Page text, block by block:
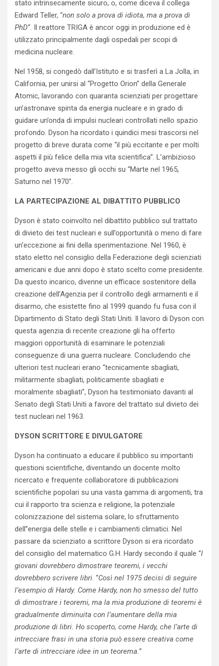
stato intrinsecamente sicuro, o, come diceva il collega
Edward Teller, “non solo a prova di idiota, ma a prova di
PhD“. Il reattore TRIGA è ancor oggi in produzione ed è
utilizzato principalmente dagli ospedali per scopi di
medicina nucleare.
Nel 1958, si congedò dall’Istituto e si trasferì a La Jolla, in
California, per unirsi al “Progetto Orion” della Generale
Atomic, lavorando con quaranta scienziati per progettare
un’astronave spinta da energia nucleare e in grado di
guidare un’onda di impulsi nucleari controllati nello spazio
profondo. Dyson ha ricordato i quindici mesi trascorsi nel
progetto di breve durata come “il più eccitante e per molti
aspetti il ​​più felice della mia vita scientifica”. L’ambizioso
progetto aveva messo gli occhi su “Marte nel 1965,
Saturno nel 1970”.
LA PARTECIPAZIONE AL DIBATTITO PUBBLICO
Dyson è stato coinvolto nel dibattito pubblico sul trattato
di divieto dei test nucleari e sull’opportunità o meno di fare
un’eccezione ai fini della sperimentazione. Nel 1960, è
stato eletto nel consiglio della Federazione degli scienziati
americani e due anni dopo è stato scelto come presidente.
Da questo incarico, divenne un efficace sostenitore della
creazione dell’Agenzia per il controllo degli armamenti e il
disarmo, che esistette fino al 1999 quando fu fusa con il
Dipartimento di Stato degli Stati Uniti. Il lavoro di Dyson con
questa agenzia di recente creazione gli ha offerto
maggiori opportunità di esaminare le potenziali
conseguenze di una guerra nucleare. Concludendo che
ulteriori test nucleari erano “tecnicamente sbagliati,
militarmente sbagliati, politicamente sbagliati e
moralmente sbagliati”, Dyson ha testimoniato davanti al
Senato degli Stati Uniti a favore del trattato sul divieto dei
test nucleari nel 1963.
DYSON SCRITTORE E DIVULGATORE
Dyson ha continuato a educare il pubblico su importanti
questioni scientifiche, diventando un docente molto
ricercato e frequente collaboratore di pubblicazioni
scientifiche popolari su una vasta gamma di argomenti, tra
cui il rapporto tra scienza e religione, la potenziale
colonizzazione del sistema solare, lo sfruttamento
dell’’energia delle stelle e i cambiamenti climatici. Nel
passare da scienziato a scrittore Dyson si era ricordato
del consiglio del matematico G.H. Hardy secondo il quale “I
giovani dovrebbero dimostrare teoremi, i vecchi
dovrebbero scrivere libri. “Così nel 1975 decisi di seguire
l’esempio di Hardy. Come Hardy, non ho smesso del tutto
di dimostrare i teoremi, ma la mia produzione di teoremi è
gradualmente diminuita con l’aumentare della mia
produzione di libri. Ho scoperto, come Hardy, che l’arte di
intrecciare frasi in una storia può essere creativa come
l’arte di intrecciare idee in un teorema.”